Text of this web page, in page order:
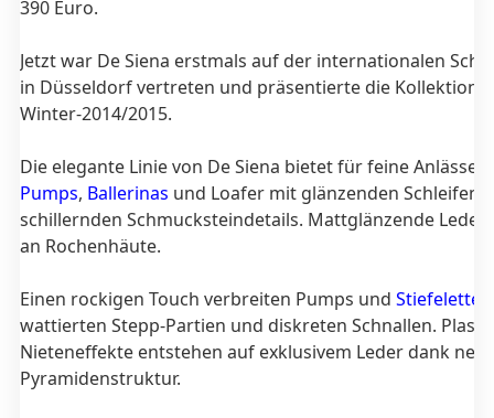
390 Euro.
Jetzt war De Siena erstmals auf der internationalen
in Düsseldorf vertreten und präsentierte die Kollektion
Winter-2014/2015.
Die elegante Linie von De Siena bietet für feine Anlässe
Pumps, Ballerinas und Loafer mit glänzenden Schleifen
schillernden Schmucksteindetails. Mattglänzende Leder
an Rochenhäute.
Einen rockigen Touch verbreiten Pumps und
wattierten Stepp-Partien und diskreten Schnallen.
Nieteneffekte entstehen auf exklusivem Leder dank
Pyramidenstruktur.